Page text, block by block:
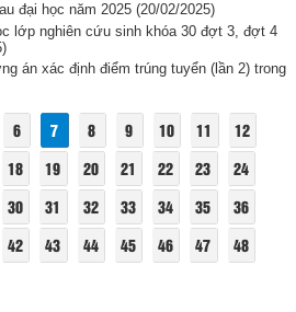
đại học năm 2025(20/02/2025)
lớp nghiên cứu sinh khóa 30 đợt 3, đợt 4
án xác định điểm trúng tuyển (lần 2) trong
6 7 8 9 10 11
12
18 19 20 21 22 23
24
30 31 32 33 34 35
36
42 43 44 45 46 47
48